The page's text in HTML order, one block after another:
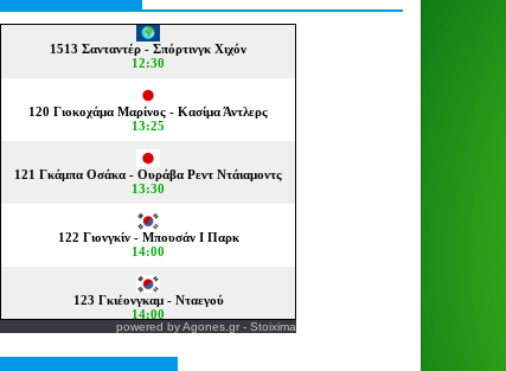
powered byAgones.gr - Stoixima